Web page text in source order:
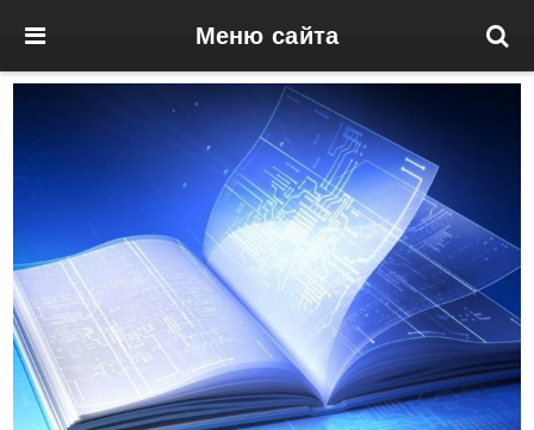
Меню сайта